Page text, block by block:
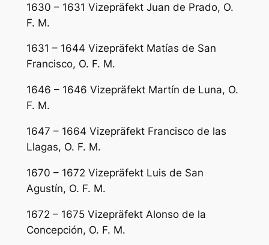
1630 – 1631 Vizepräfekt Juan de Prado, O.
F. M.
1631 – 1644 Vizepräfekt Matías de San
Francisco, O. F. M.
1646 – 1646 Vizepräfekt Martín de Luna, O.
F. M.
1647 – 1664 Vizepräfekt Francisco de las
Llagas, O. F. M.
1670 – 1672 Vizepräfekt Luis de San
Agustín, O. F. M.
1672 – 1675 Vizepräfekt Alonso de la
Concepción, O. F. M.